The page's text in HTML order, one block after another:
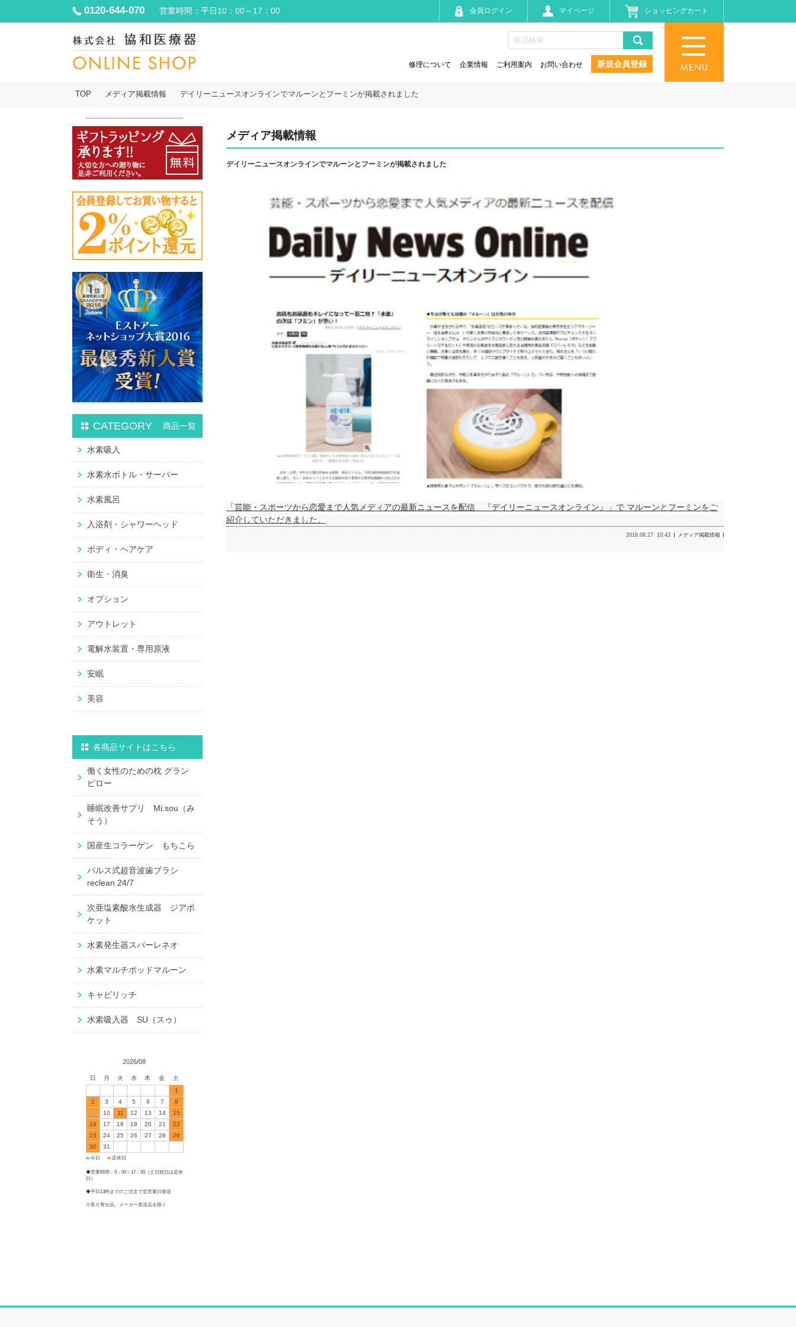
0120-644-070 営業時間：平日10：00～17：00 ショッピングカート
マイページ
会員ログイン
修理について 企業情報 ご利用案内 お問い合わせ 新規会員登録
TOP メディア掲載情報 デイリーニュースオンラインでマルーンとフーミンが掲載されました
メディア掲載情報
デイリーニュースオンラインでマルーンとフーミンが掲載されました
「芸能・スポーツから恋愛まで人気メディアの最新ニュースを配信 『デイリーニュースオンライン』」で マルーンと フーミンをご
紹介していただきました。
2018.08.27 10:43 メディア掲載情報
CATEGORY 商品一覧
水素吸入
水素水ボトル・サーバー
水素風呂
入浴剤・シャワーヘッド
ボディ・ヘアケア
衛生・消臭
オプション
アウトレット
電解水装置・専用原液
安眠
美容
各商品サイトはこちら
働く女性のための枕 グラン
ピロー
睡眠改善サプリ Mi.sou（み
そう）
国産生コラーゲン もちこら
パルス式超音波歯ブラシ
reclean 24/7
次亜塩素酸水生成器 ジアポ
ケット
水素発生器スパーレネオ
水素マルチポッドマルーン
キャビリッチ
水素吸入器 SU（スゥ）
2026/08
日 月 火 水 木 金
土
1
2
3 4 5 6 7
8
9
10 11 12 13 14
15
16
17 18 19 20 21
22
23
24 25 26 27 28
29
30
31
■ 今日 ■ 定休日
◆営業時間：9：00～17：00（土日祝日は定休
日）
◆平日13時までのご注文で翌営業日発送
※取り寄せ品、メーカー直送品を除く